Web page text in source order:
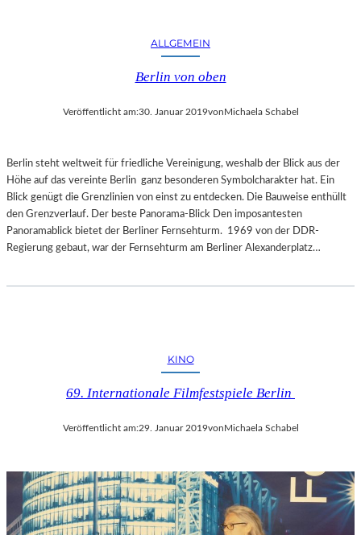
ALLGEMEIN
Berlin von oben
Veröffentlicht am:30. Januar 2019vonMichaela Schabel
Berlin steht weltweit für friedliche Vereinigung, weshalb der Blick aus der
Höhe auf das vereinte Berlin ganz besonderen Symbolcharakter hat. Ein
Blick genügt die Grenzlinien von einst zu entdecken. Die Bauweise enthüllt
den Grenzverlauf. Der beste Panorama-Blick Den imposantesten
Panoramablick bietet der Berliner Fernsehturm. 1969 von der DDR-
Regierung gebaut, war der Fernsehturm am Berliner Alexanderplatz…
KINO
69. Internationale Filmfestspiele Berlin
Veröffentlicht am:29. Januar 2019vonMichaela Schabel